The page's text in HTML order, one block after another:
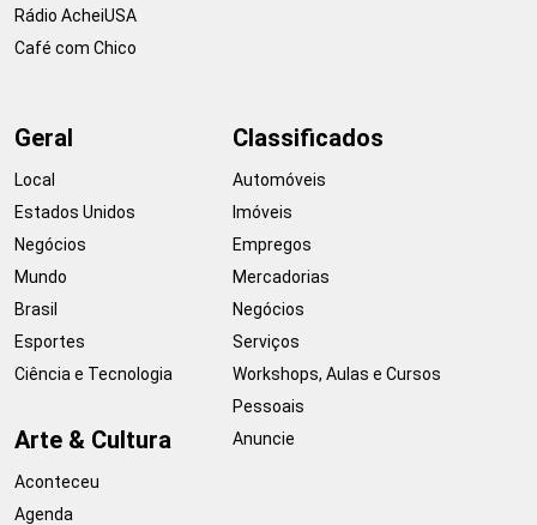
Rádio AcheiUSA
Café com Chico
Geral
Local
Estados Unidos
Negócios
Mundo
Brasil
Esportes
Ciência e Tecnologia
Arte & Cultura
Aconteceu
Agenda
Classificados
Automóveis
Imóveis
Empregos
Mercadorias
Negócios
Serviços
Workshops, Aulas e Cursos
Pessoais
Anuncie